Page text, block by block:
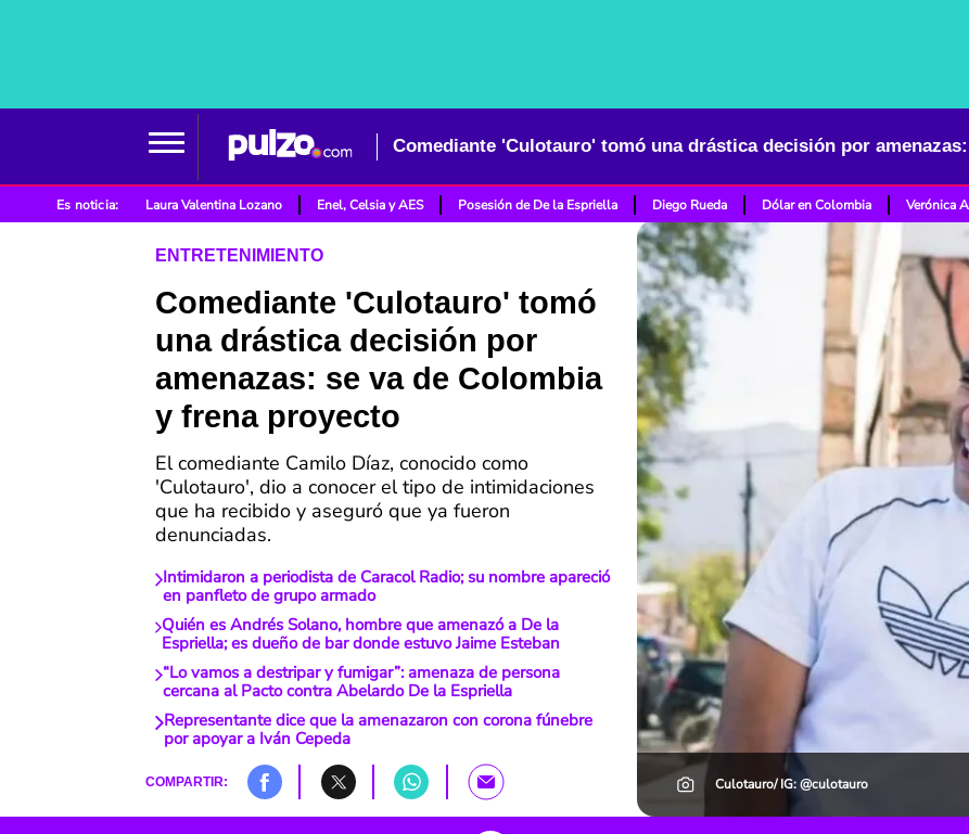
Es noticia: Laura Valentina Lozano Enel, Celsia y AES Posesión de De la Espriella Diego Rueda Dólar en Colombia Verónica
ENTRETENIMIENTO
Comediante 'Culotauro' tomó
una drástica decisión por
amenazas: se va de Colombia
y frena proyecto
El comediante Camilo Díaz, conocido como
'Culotauro', dio a conocer el tipo de intimidaciones
que ha recibido y aseguró que ya fueron
denunciadas.
Intimidaron a periodista de Caracol Radio; su nombre apareció
en panfleto de grupo armado
Quién es Andrés Solano, hombre que amenazó a De la
Espriella; es dueño de bar donde estuvo Jaime Esteban
“Lo vamos a destripar y fumigar”: amenaza de persona
cercana al Pacto contra Abelardo De la Espriella
Representante dice que la amenazaron con corona fúnebre
por apoyar a Iván Cepeda
COMPARTIR: Culotauro/ IG: @culotauro